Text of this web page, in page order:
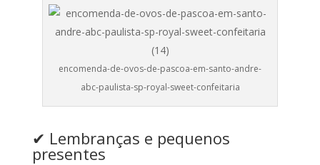
encomenda-de-ovos-de-pascoa-em-santo-andre-
abc-paulista-sp-royal-sweet-confeitaria
✔ Lembranças e pequenos
presentes